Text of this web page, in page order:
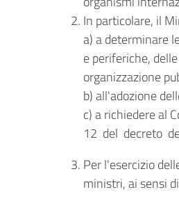
In particolare, il
a) a determinare
e periferiche,
organizzazione
b) all'adozione
c) a richiedere al
12 del decreto
Per l'esercizio
ministri, ai sensi